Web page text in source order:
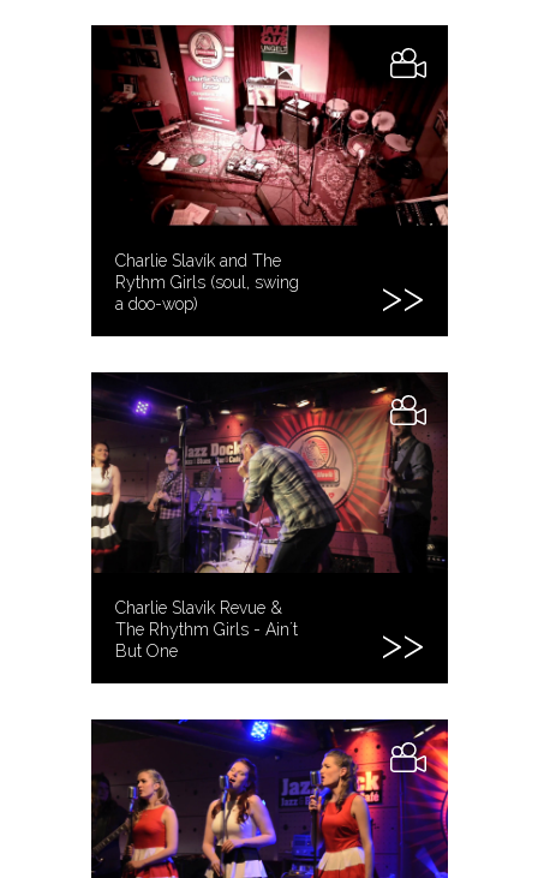
Charlie Slavík and The
Rythm Girls (soul, swing
a doo-wop)
Charlie Slavik Revue &
The Rhythm Girls - Ain´t
But One